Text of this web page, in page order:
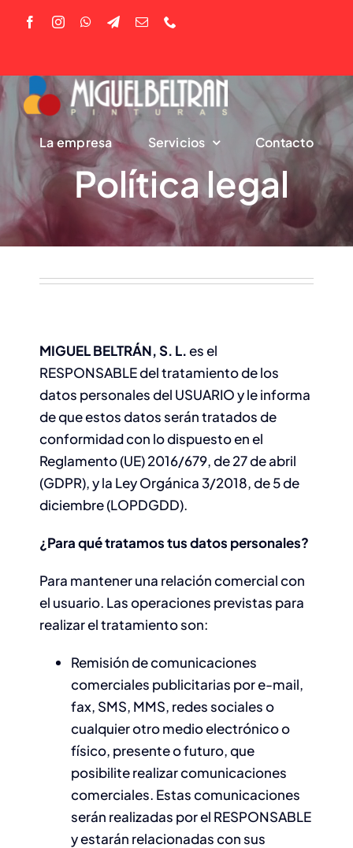
La empresa Servicios Contacto
Política legal
MIGUEL BELTRÁN, S. L.es el
RESPONSABLE del tratamiento de los
datos personales del USUARIO y le informa
de que estos datos serán tratados de
conformidad con lo dispuesto en el
Reglamento (UE) 2016/679, de 27 de abril
(GDPR), y la Ley Orgánica 3/2018, de 5 de
diciembre (LOPDGDD).
¿Para qué tratamos tus datos personales?
Para mantener una relación comercial con
el usuario. Las operaciones previstas para
realizar el tratamiento son:
Remisión de comunicaciones
comerciales publicitarias por e-mail,
fax, SMS, MMS, redes sociales o
cualquier otro medio electrónico o
físico, presente o futuro, que
posibilite realizar comunicaciones
comerciales. Estas comunicaciones
serán realizadas por el RESPONSABLE
y estarán relacionadas con sus